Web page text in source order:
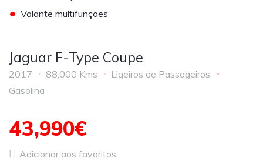
• Volante multifunções
Jaguar F-Type Coupe
2017 88,000 Kms
Ligeiros de Passageiros
Gasolina
43,990€
Adicionar aos favoritos